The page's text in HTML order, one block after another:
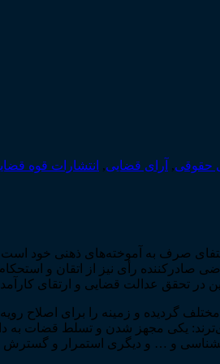
حقوقی, آرای قضایی, انتشارات قوه
صرف به آموخته‌­های ذهنی خود
رأی نیز از اتقان و
در تحقق عدالت قضایی و ارتقای
گردیده و زمینه را برای اصلاح
و … و دیگری استمرار و گسترش